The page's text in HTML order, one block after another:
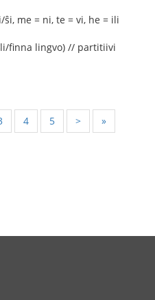
me = ni, te = vi, he = ili
finna lingvo) // partitiivi
4 5 > »